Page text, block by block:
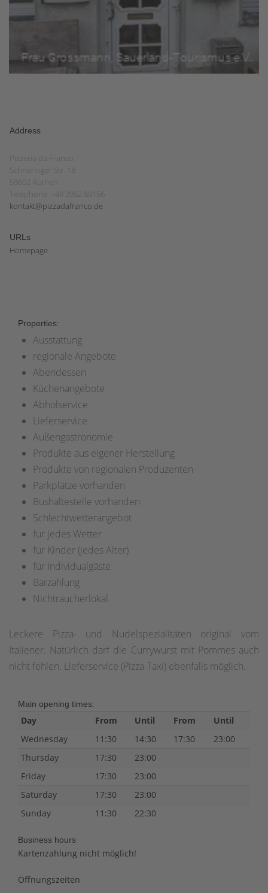
Address
Pizzeria da Franco
Schneringer Str. 18
59602 Rüthen
Telephone: +49 2952 89156
kontakt@pizzadafranco.de
URLs
Homepage
Properties:
Ausstattung
regionale Angebote
Abendessen
Küchenangebote
Abholservice
Lieferservice
Außengastronomie
Produkte aus eigener Herstellung
Produkte von regionalen Produzenten
Parkplätze vorhanden
Bushaltestelle vorhanden
Schlechtwetterangebot
für jedes Wetter
für Kinder (jedes Alter)
für Individualgäste
Barzahlung
Nichtraucherlokal
Leckere Pizza- und Nudelspezialitäten original vom
Italiener. Natürlich darf die Currywurst mit Pommes auch
nicht fehlen. Lieferservice (Pizza-Taxi) ebenfalls möglich.
Main opening times:
Day From Until From
Until
Wednesday
11:30 14:30 17:30
23:00
Thursday
17:30
23:00
Friday
17:30
23:00
Saturday
17:30
23:00
Sunday
11:30 22:30
Business hours
Kartenzahlung nicht möglich!
Öffnungszeiten